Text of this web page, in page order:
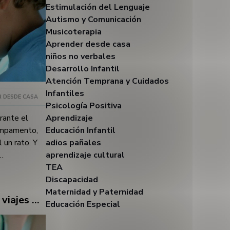
te lo
artículo de
en
junto
voz
no
es solo
al borde.
lo
sitio
disfrutar.Y
seguro, el
DESDE CASA
el
un rato. Y
quiere",
Y tiene
es la
Tres horas de coche: cómo convertir los viajes de verano en lenguaje (sin que parezca una terapia)
Estimulación del Lenguaje
Autismo y Comunicación
Musicoterapia
Aprender desde casa
niños no verbales
Desarrollo Infantil
Atención Temprana y Cuidados
Infantiles
Psicología Positiva
Aprendizaje
Educación Infantil
adios pañales
aprendizaje cultural
TEA
Discapacidad
Maternidad y Paternidad
Educación Especial